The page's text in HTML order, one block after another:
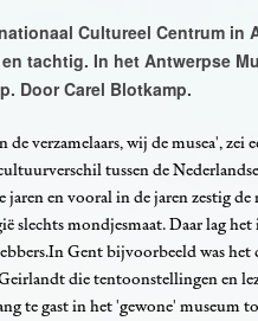
Cultureel Centrum
tachtig. In het Antwerpse
Door Carel Blotkamp.
de verzamelaars, wij de musea', zei
tussen de
jaren en vooral in de jaren zestig
slechts mondjesmaat. Daar lag
Gent bijvoorbeeld was het
die tentoonstellingen en
te gast in het 'gewone' museum